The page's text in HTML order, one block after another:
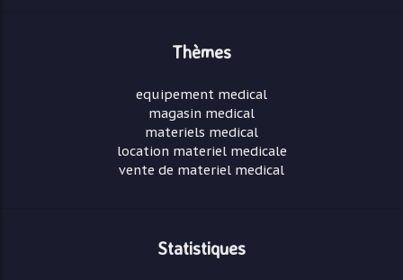
Thèmes
equipement medical
magasin medical
materiels medical
location materiel medicale
vente de materiel medical
Statistiques